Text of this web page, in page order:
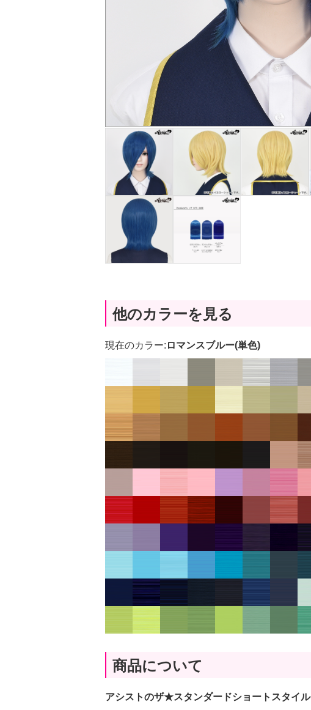
他のカラーを見る
現在のカラー: ロマンスブルー(単色)
商品について
アシストのザ★スタンダードショートスタイル